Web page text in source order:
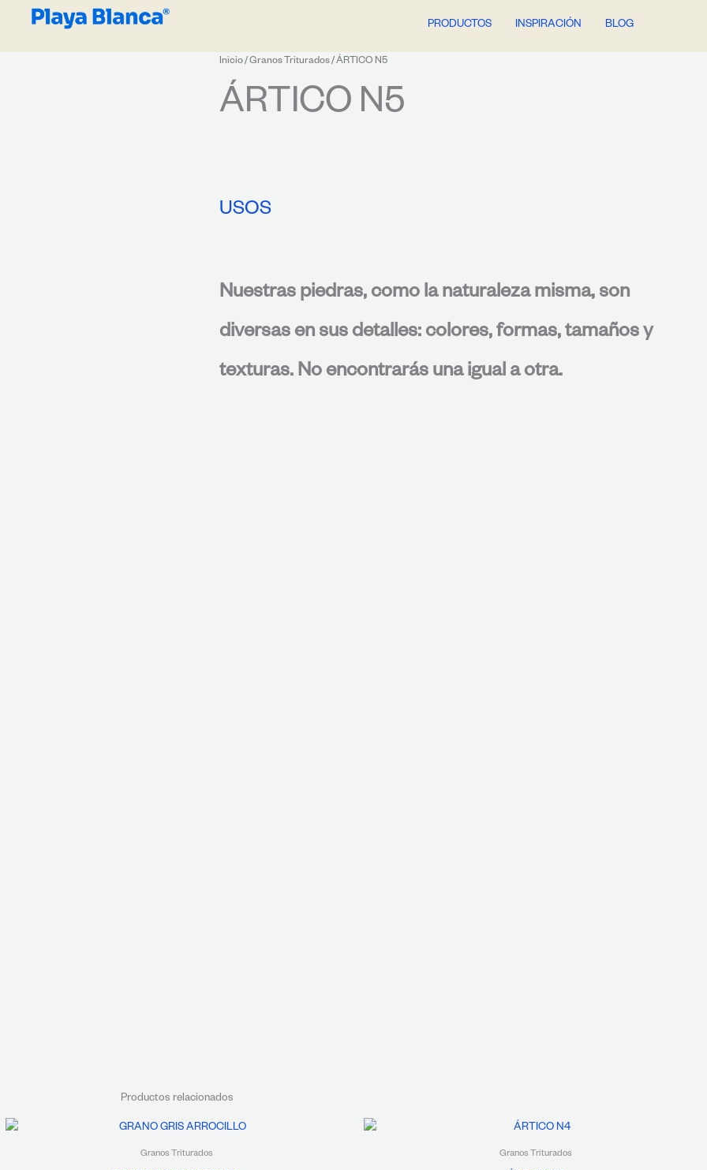
PRODUCTOS INSPIRACIÓN BLOG
Inicio/Granos Triturados/ ÁRTICO N5
ÁRTICO N5
USOS
Nuestras piedras, como la naturaleza misma, son
diversas en sus detalles: colores, formas, tamaños y
texturas. No encontrarás una igual a otra.
Productos relacionados
Granos Triturados Granos Triturados